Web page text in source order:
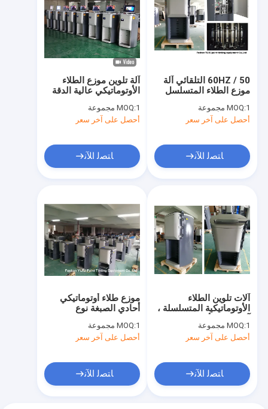
آلة تلوين موزع الطلاء
الأوتوماتيكي عالية الدقة
MOQ:1 مجموعة
أحصل على آخر سعر
ﺎﺘﺼﻟ ﺍﻶﻧ
50 / 60HZ التلقائي آلة
موزع الطلاء المتسلسل
MOQ:1 مجموعة
أحصل على آخر سعر
ﺎﺘﺼﻟ ﺍﻶﻧ
موزع طلاء أوتوماتيكي
أحادي الصبغة نوع
MOQ:1 مجموعة
أحصل على آخر سعر
ﺎﺘﺼﻟ ﺍﻶﻧ
آلات تلوين الطلاء
الأوتوماتيكية المتسلسلة ،
MOQ:1 مجموعة
أحصل على آخر سعر
ﺎﺘﺼﻟ ﺍﻶﻧ